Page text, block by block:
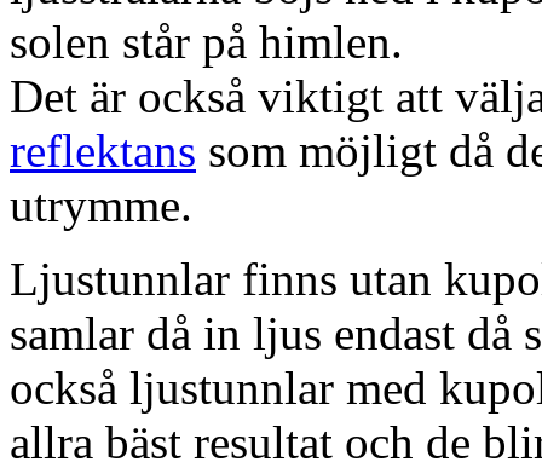
solen står på himlen.
Det är också viktigt att
reflektans som möjligt då
utrymme.
Ljustunnlar finns utan
samlar då in ljus endast då
också ljustunnlar med
allra bäst resultat och de